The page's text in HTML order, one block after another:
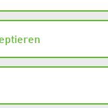
und
Idee bis zum